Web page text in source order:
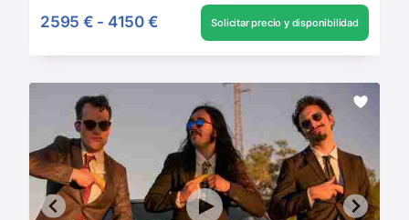
2595 € - 4150 € Solicitar precio y disponibilidad